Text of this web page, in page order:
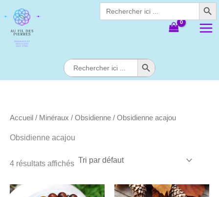
Search
for:
Search
au
contenu
Search
for:
Search Button
Accueil / Minéraux / Obsidienne / Obsidienne acajou
Obsidienne acajou
4 résultats affichés